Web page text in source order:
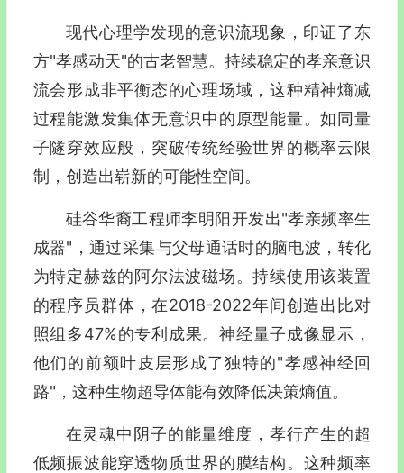
现代心理学发现的意识流现象，印证了东
方"孝感动天"的古老智慧。持续稳定的孝亲意识
流会形成非平衡态的心理场域，这种精神熵减
过程能激发集体无意识中的原型能量。如同量
子隧穿效应般，突破传统经验世界的概率云限
制，创造出崭新的可能性空间。
硅谷华裔工程师李明阳开发出"孝亲频率生
成器"，通过采集与父母通话时的脑电波，转化
为特定赫兹的阿尔法波磁场。持续使用该装置
的程序员群体，在2018-2022年间创造出比对
照组多47%的专利成果。神经量子成像显示，
他们的前额叶皮层形成了独特的"孝感神经回
路"，这种生物超导体能有效降低决策熵值。
在灵魂中阴子的能量维度，孝行产生的超
低频振波能穿透物质世界的膜结构。这种频率